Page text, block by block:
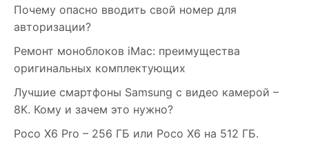
Почему опасно вводить свой номер для
авторизации?
Ремонт моноблоков iMac: преимущества
оригинальных комплектующих
Лучшие смартфоны Samsung c видео камерой –
8K. Кому и зачем это нужно?
Poco X6 Pro – 256 ГБ или Poco X6 на 512 ГБ.